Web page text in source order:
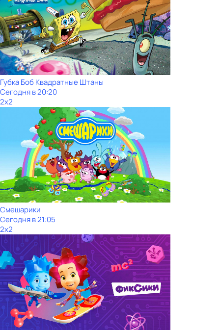
Губка Боб Квадратные Штаны
Сегодня в 20:20
2x2
Смешарики
Сегодня в 21:05
2x2